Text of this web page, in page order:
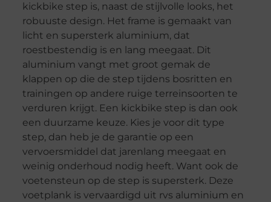
kickbike step is, naast de stijlvolle looks, het
robuuste design. Het frame is gemaakt van
licht en supersterk aluminium, dat
roestbestendig is en lang meegaat. Dit
aluminium vangt met groot gemak de
klappen op die de step tijdens bosritten en
trainingen op andere ruige terreinsoorten te
verduren krijgt. Een kickbike step is dan ook
een duurzame keuze. Kies je voor dit type
step, dan heb je de garantie op een
vervoersmiddel dat jarenlang meegaat en
weinig onderhoud nodig heeft. Want ook de
voetensteun op de step is supersterk. Deze
voetplank is vervaardigd uit rvs aluminium en